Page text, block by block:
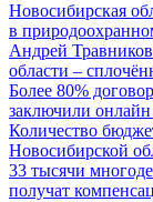
Новосибирская
в
Андрей
области –
Более 80%
заключили
Количество
Новосибирской
33 тысячи
получат